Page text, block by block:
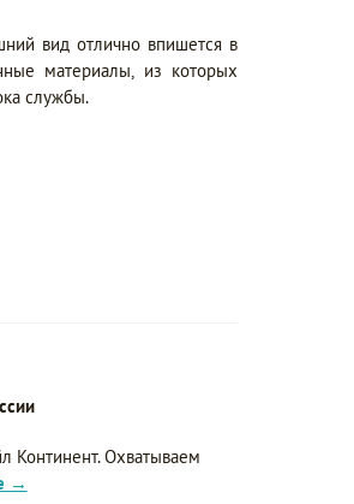
вид отлично впишется в
материалы, из которых
службы.
Континент. Охватываем
→